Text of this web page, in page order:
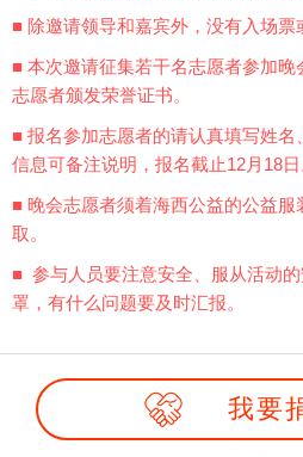
■ 除邀请领导和嘉宾外，没有入场票
■ 本次邀请征集若干名志愿者参加
志愿者颁发荣誉证书。
■ 报名参加志愿者的请认真填写姓
信息可备注说明，报名截止12月18日
■ 晚会志愿者须着海西公益的公益
取。
■ 参与人员要注意安全、服从活动
罩，有什么问题要及时汇报。
我要